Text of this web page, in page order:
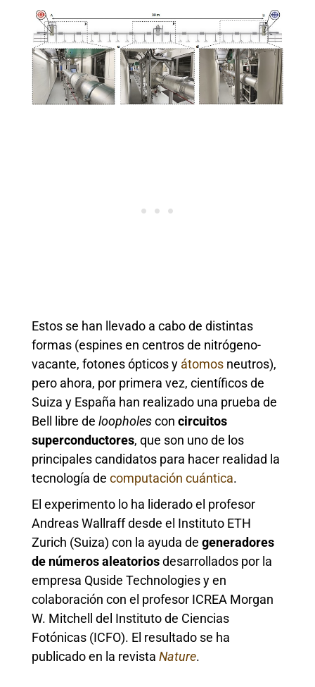
Estos se han llevado a cabo de distintas
formas (espines en centros de nitrógeno-
vacante, fotones ópticos y átomos neutros),
pero ahora, por primera vez, científicos de
Suiza y España han realizado una prueba de
Bell libre de loopholescon circuitos
superconductores, que son uno de los
principales candidatos para hacer realidad la
tecnología de computación cuántica.
El experimento lo ha liderado el profesor
Andreas Wallraff desde el Instituto ETH
Zurich (Suiza) con la ayuda de generadores
de números aleatoriosdesarrollados por la
empresa Quside Technologies y en
colaboración con el profesor ICREA Morgan
W. Mitchell del Instituto de Ciencias
Fotónicas (ICFO). El resultado se ha
publicado en la revista Nature.